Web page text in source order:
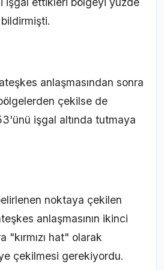
bildirmişti.
anlaşmasından sonra
çekilse de
işgal altında tutmaya
noktaya çekilen
anlaşmasının ikinci
"kırmızı hat" olarak
çekilmesi gerekiyordu.